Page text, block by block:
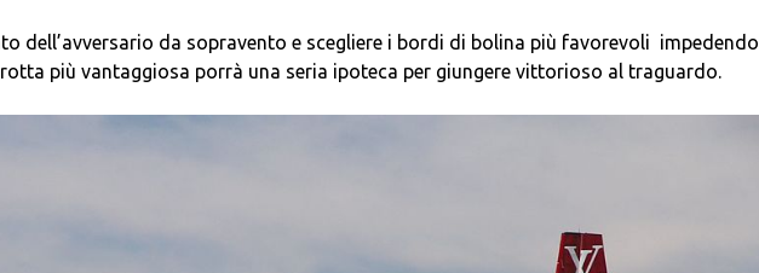
dell’avversario da sopravento e scegliere i bordi di bolina più favorevoli impedendo
rotta più vantaggiosa porrà una seria ipoteca per giungere vittorioso al traguardo.